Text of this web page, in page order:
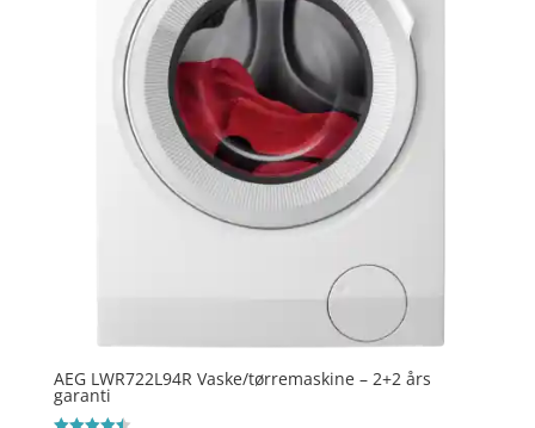
AEG LWR722L94R Vaske/tørremaskine – 2+2 års
garanti